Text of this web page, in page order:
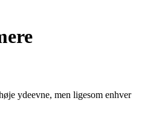
ydeevne, men ligesom enhver